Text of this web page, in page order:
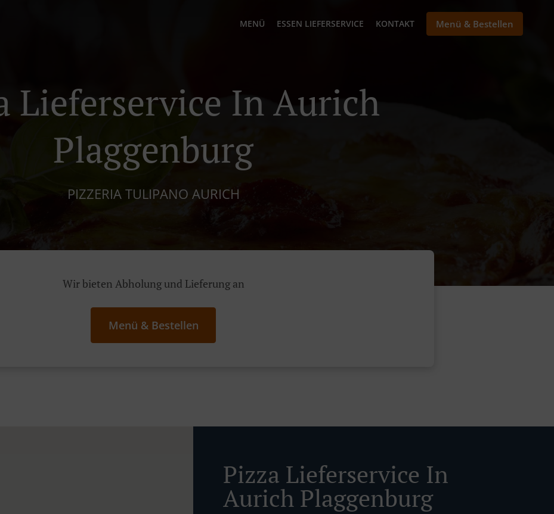
MENÜ ESSEN LIEFERSERVICE KONTAKT Menü & Bestellen
Lieferservice In Aurich
Plaggenburg
PIZZERIA TULIPANO AURICH
Wir bieten Abholung und Lieferung an
Menü & Bestellen
Pizza Lieferservice In
Aurich Plaggenburg